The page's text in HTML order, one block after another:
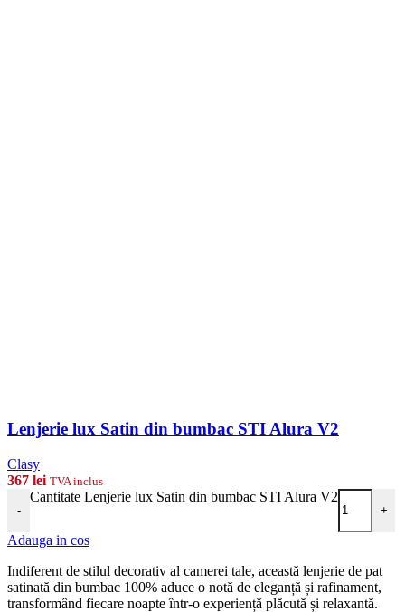
Lenjerie lux Satin din bumbac STI Alura V2
Clasy
367 lei TVA inclus
-
Cantitate Lenjerie lux Satin din bumbac STI Alura V2
+
Adauga in cos
Indiferent de stilul decorativ al camerei tale, această lenjerie de pat
satinată din bumbac 100% aduce o notă de eleganță și rafinament,
transformând fiecare noapte într-o experiență plăcută și relaxantă.